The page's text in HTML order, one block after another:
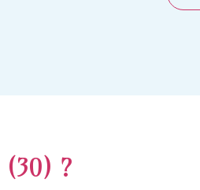
(30) ?